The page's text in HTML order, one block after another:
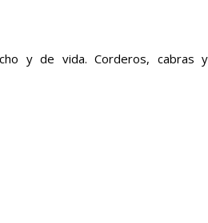
y de vida. Corderos, cabras y